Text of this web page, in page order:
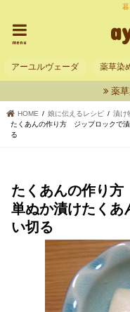
menu
アーユルヴェーダ 薬草染
薬
HOME 娘に伝えるレシピ
漬け
たくあんの作り方 ジップロックで
る
たくあんの作り
単ぬか漬けたくあ
い切る